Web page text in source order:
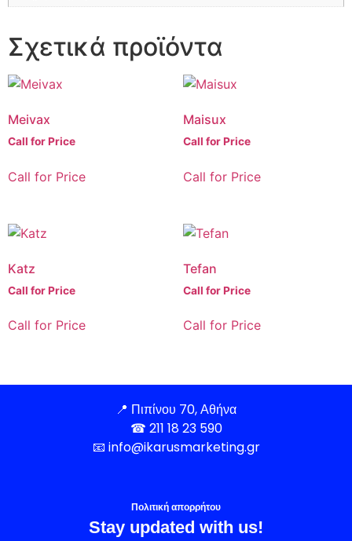
Σχετικά προϊόντα
Meivax
Call for Price
Call for Price
Maisux
Call for Price
Call for Price
Katz
Call for Price
Call for Price
Tefan
Call for Price
Call for Price
📍 Πιπίνου 70, Αθήνα
☎ 211 18 23 590
📧 info@ikarusmarketing.gr
Πολιτική απορρήτου
Stay updated with us!